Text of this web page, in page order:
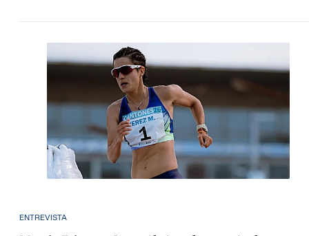
ENTREVISTA